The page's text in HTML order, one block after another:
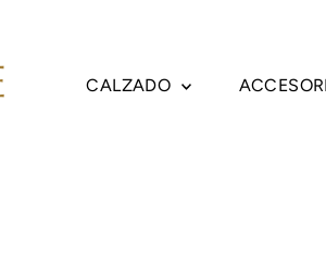
CALZADO